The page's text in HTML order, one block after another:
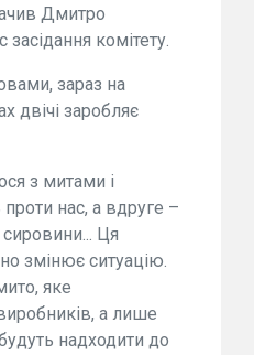
Дмитро
комітету.
зараз на
двічі заробляє
з митами і
нас, а вдруге –
Ця
змінює ситуацію.
яке
а лише
надходити до